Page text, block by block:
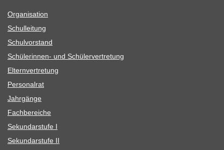
Orga­ni­sa­tion
Schul­lei­tung
Schul­vor­stand
Schü­le­rin­nen- und Schülervertretung
Eltern­ver­tre­tung
Per­so­nal­rat
Jahr­gänge
Fach­be­rei­che
Sekun­dar­stufe I
Sekun­dar­stufe II